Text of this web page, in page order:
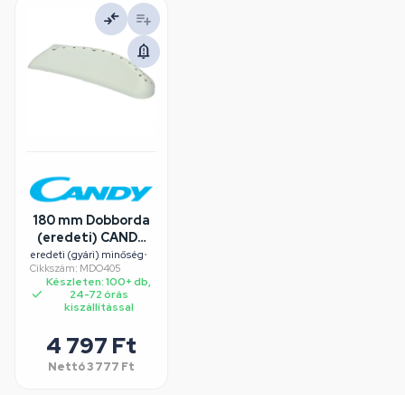
180 mm Dobborda
(eredeti) CANDY
mosógép
eredeti (gyári) minőség•
Cikkszám: MDO405
Készleten: 100+ db,
24-72 órás
kiszállítással
4 797 Ft
Nettó3 777 Ft